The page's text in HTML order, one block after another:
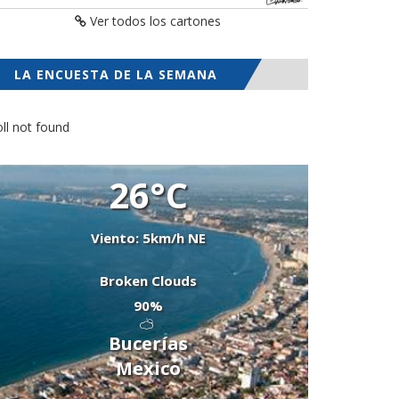
Ver todos los cartones
LA ENCUESTA DE LA SEMANA
not found
26°C
Viento: 5km/h NE
Broken Clouds
90%
Bucerías
Mexico